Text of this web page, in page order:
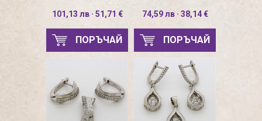
101,13 лв · 51,71 €
ПОРЪЧАЙ
74,59 лв · 38,14 €
ПОРЪЧАЙ